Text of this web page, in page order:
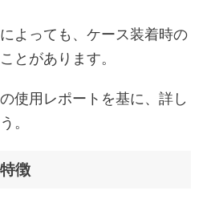
よっても、ケース装着時の
とがあります。
使用レポートを基に、詳し
。
徴